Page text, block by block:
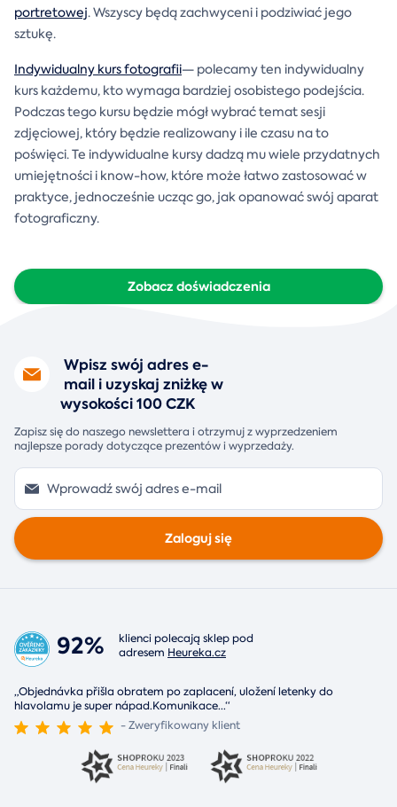
portretowej. Wszyscy będą zachwyceni i podziwiać jego
sztukę.
Indywidualny kurs fotografii— polecamy ten indywidualny
kurs każdemu, kto wymaga bardziej osobistego podejścia.
Podczas tego kursu będzie mógł wybrać temat sesji
zdjęciowej, który będzie realizowany i ile czasu na to
poświęci. Te indywidualne kursy dadzą mu wiele przydatnych
umiejętności i know-how, które może łatwo zastosować w
praktyce, jednocześnie ucząc go, jak opanować swój aparat
fotograficzny.
Zobacz doświadczenia
Wpisz swój adres e-
mail i uzyskaj zniżkę w
wysokości 100 CZK
Zapisz się do naszego newslettera i otrzymuj z wyprzedzeniem
najlepsze porady dotyczące prezentów i wyprzedaży.
Zaloguj się
92%
klienci polecają sklep pod
adresem Heureka.cz
„Objednávka přišla obratem po zaplacení, uložení letenky do
hlavolamu je super nápad.Komunikace...“
- Zweryfikowany klient